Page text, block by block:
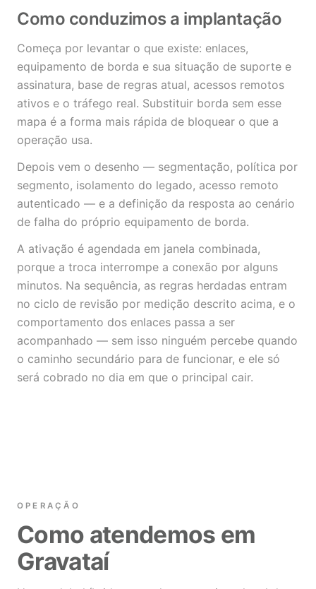
Como conduzimos a implantação
Começa por levantar o que existe: enlaces,
equipamento de borda e sua situação de suporte e
assinatura, base de regras atual, acessos remotos
ativos e o tráfego real. Substituir borda sem esse
mapa é a forma mais rápida de bloquear o que a
operação usa.
Depois vem o desenho — segmentação, política por
segmento, isolamento do legado, acesso remoto
autenticado — e a definição da resposta ao cenário
de falha do próprio equipamento de borda.
A ativação é agendada em janela combinada,
porque a troca interrompe a conexão por alguns
minutos. Na sequência, as regras herdadas entram
no ciclo de revisão por medição descrito acima, e o
comportamento dos enlaces passa a ser
acompanhado — sem isso ninguém percebe quando
o caminho secundário para de funcionar, e ele só
será cobrado no dia em que o principal cair.
OPERAÇÃO
Como atendemos em
Gravataí